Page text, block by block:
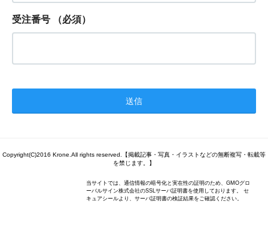
受注番号 （必須）
Copyright(C)2016 Krone.All rights reserved.【掲載記事・写真・イラストなどの無断複写・転載等
を禁じます。】
当サイトでは、通信情報の暗号化と実在性の証明のため、GMOグロ
ーバルサイン株式会社のSSLサーバ証明書を使用しております。 セ
キュアシールより、サーバ証明書の検証結果をご確認ください。